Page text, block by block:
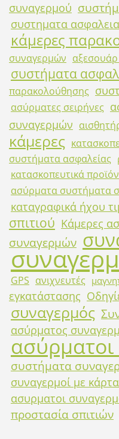
συναγερμού
συστηματα
κάμερες
συναγερμών
συστήματα
παρακολούθησης
ασύρματες σειρήνες
συναγερμών
κάμερες
συστήματα ασφαλείας
κατασκοπευτικά
ασύρματα συστήματα
καταγραφικά ήχου
σπιτιού Κάμερες
συναγερμών
GPS ανιχνευτές
εγκατάστασης
συναγερμός
ασύρματος
συστήματα
συναγερμοί με
ασυρματοι
προστασία σπιτιών